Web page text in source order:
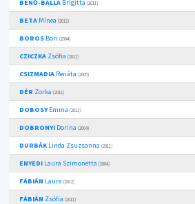
BENŐ-BALLABrigitta (2011)
BETAMínea (2012)
BOROSBori (2004)
CZICZKAZsófia (2011)
CSIZMADIARenáta (2005)
DÉR Zorka (2011)
DOBOSYEmma (2011)
DOBRONYIDorina (2004)
DURBÁKLinda Zsuzsanna (2011)
ENYEDILaura Szimonetta (2004)
FÁBIÁN Laura (2012)
FÁBIÁN Zsófia (2011)